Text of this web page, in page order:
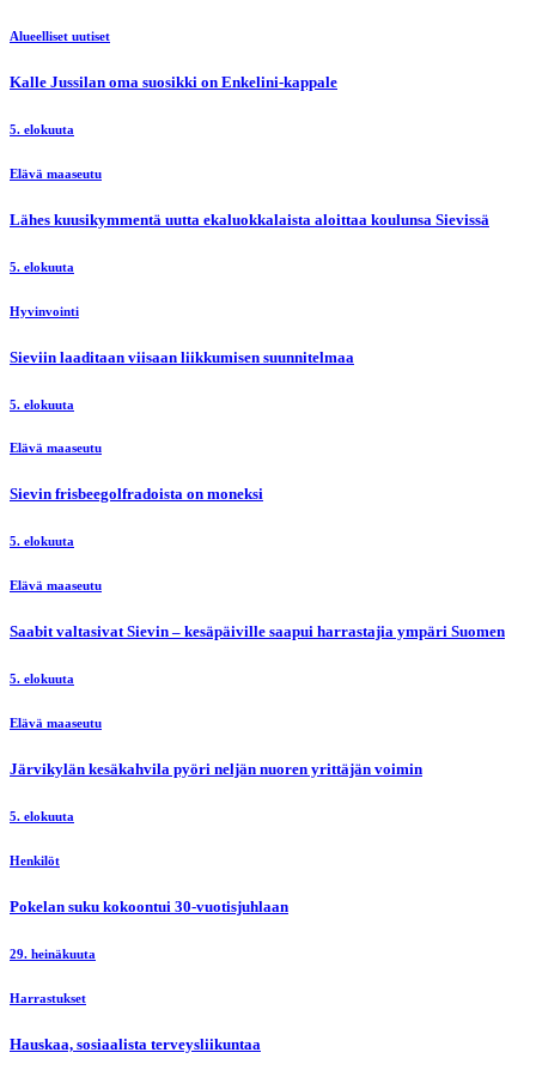
Alueelliset uutiset
Kalle Jussilan oma suosikki on Enkelini-kappale
5. elokuuta
Elävä maaseutu
Lähes kuusikymmentä uutta ekaluokkalaista aloittaa koulunsa Sievissä
5. elokuuta
Hyvinvointi
Sieviin laaditaan viisaan liikkumisen suunnitelmaa
5. elokuuta
Elävä maaseutu
Sievin frisbeegolfradoista on moneksi
5. elokuuta
Elävä maaseutu
Saabit valtasivat Sievin – kesäpäiville saapui harrastajia ympäri Suomen
5. elokuuta
Elävä maaseutu
Järvikylän kesäkahvila pyöri neljän nuoren yrittäjän voimin
5. elokuuta
Henkilöt
Pokelan suku kokoontui 30-vuotisjuhlaan
29. heinäkuuta
Harrastukset
Hauskaa, sosiaalista terveysliikuntaa